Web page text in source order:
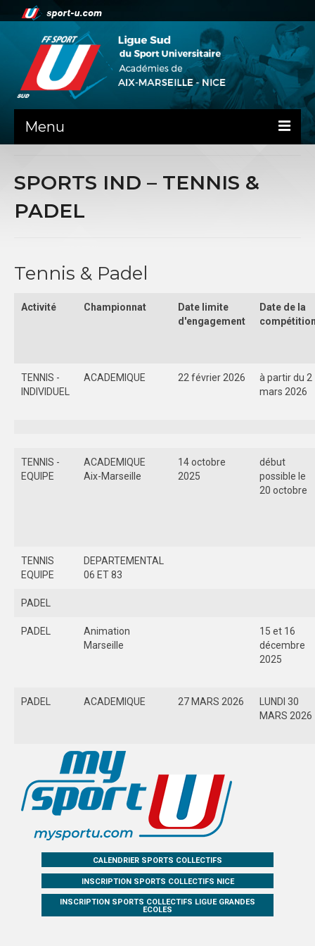
Menu
PRÉSENTATION
GUIDE SPORTIF
COMMISSIONS
FEMINISATION
SPORTS CO – AIX-MARSEILLE
Qualification exceptionnelle
FORMATION
COMMUNICATION
VIDÉOTHÈQUE
LOGOTHÈQUE
AFFICHES
PALMARÈS
PARTENAIRES
SPORTS IND – TENNIS &
PADEL
Tennis & Padel
Activité Championnat
Date limite
d'engagement
Date de la
TENNIS -
INDIVIDUEL
ACADEMIQUE 22 février 2026
à partir du 2
mars 2026
TENNIS -
EQUIPE
ACADEMIQUE
Aix-Marseille
14 octobre
2025
début
possible le
20 octobre
TENNIS
EQUIPE
DEPARTEMENTAL
06 ET 83
PADEL
PADEL
Animation
Marseille
15 et 16
décembre
2025
PADEL ACADEMIQUE 27 MARS 2026
LUNDI 30
MARS 2026
CALENDRIER SPORTS COLLECTIFS
INSCRIPTION SPORTS COLLECTIFS NICE
INSCRIPTION SPORTS COLLECTIFS LIGUE GRANDES
ECOLES